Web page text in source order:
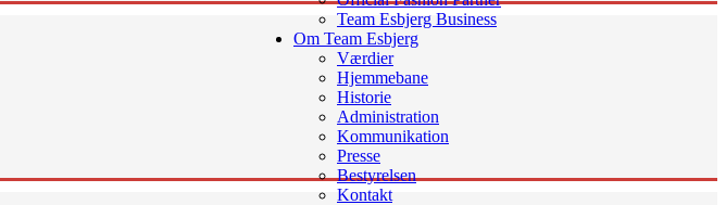
Team Esbjerg Business
Om Team Esbjerg
Værdier
Hjemmebane
Historie
Administration
Kommunikation
Presse
Bestyrelsen
Kontakt